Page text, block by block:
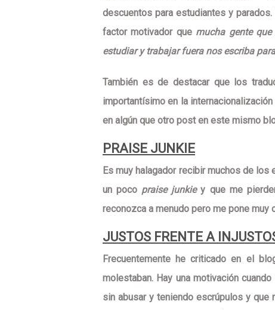
descuentos para estudiantes y
factor motivador que mucha gente
estudiar y trabajar fuera nos escriba
También es de destacar que los
importantísimo en la
en algún que otro post en este mismo
PRAISE JUNKIE
Es muy halagador recibir muchos de
un poco praise junkiey que me
reconozca a menudo pero me pone muy
JUSTOS FRENTE A
Frecuentemente he criticado en el
molestaban. Hay unamotivación
sin abusar y teniendo escrúpulos y